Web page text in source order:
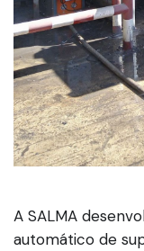
A SALMA
automático de